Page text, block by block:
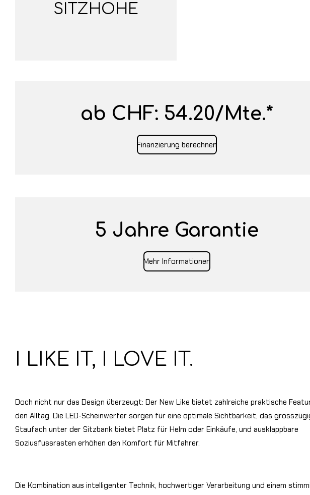
SITZHÖHE
ab CHF: 54.20/Mte.*
Finanzierung berechnen
5 Jahre Garantie
Mehr Informationen
I LIKE IT, I LOVE IT.
Doch nicht nur das Design überzeugt: Der New Like bietet zahlreiche praktische
den Alltag. Die LED-Scheinwerfer sorgen für eine optimale Sichtbarkeit, das
Staufach unter der Sitzbank bietet Platz für Helm oder Einkäufe, und ausklappbare
Soziusfussrasten erhöhen den Komfort für Mitfahrer.
Die Kombination aus intelligenter Technik, hochwertiger Verarbeitung und einem